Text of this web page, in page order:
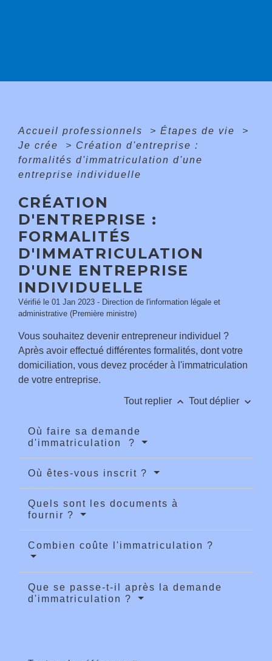
Accueil professionnels > Étapes de vie
>
Je crée
> Création d'entreprise :
formalités d'immatriculation d'une
entreprise individuelle
CRÉATION
D'ENTREPRISE :
FORMALITÉS
D'IMMATRICULATION
D'UNE ENTREPRISE
INDIVIDUELLE
Vérifié le 01 Jan 2023 - Direction de l'information légale et
administrative (Première ministre)
Vous souhaitez devenir entrepreneur individuel ?
Après avoir effectué différentes formalités, dont votre
domiciliation, vous devez procéder à l'immatriculation
de votre entreprise.
Tout replier keyboard_arrow_up Tout déplier keyboard_arrow_down
Où faire sa demande
d'immatriculation ?
Où êtes-vous inscrit ?
Quels sont les documents à
fournir ?
Combien coûte l'immatriculation ?
Que se passe-t-il après la demande
d'immatriculation ?